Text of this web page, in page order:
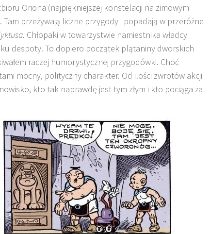
Oriona (najpiękniejszej konstelacji na zimowym
przeżywają liczne przygody i popadają w przeróżne
. Chłopaki w towarzystwie namiestnika władcy
despoty. To dopiero początek plątaniny dworskich
raczej humorystycznej przygodówki. Choć
mocny, polityczny charakter. Od ilości zwrotów akcji
kto tak naprawdę jest tym złym i kto pociąga za